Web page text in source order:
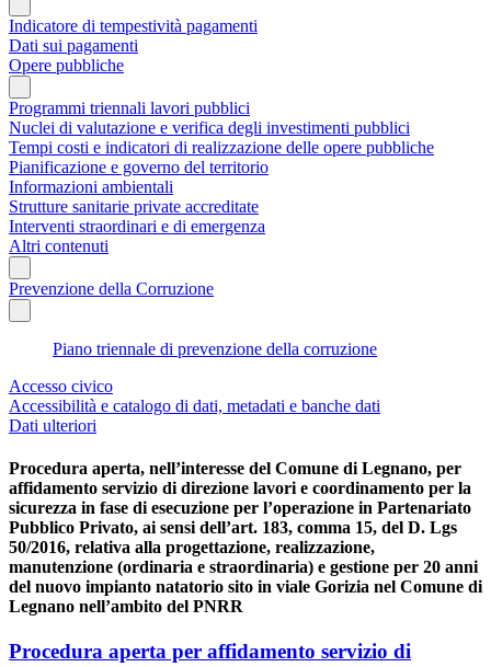
Indicatore di tempestività pagamenti
Dati sui pagamenti
Opere pubbliche
Programmi triennali lavori pubblici
Nuclei di valutazione e verifica degli investimenti pubblici
Tempi costi e indicatori di realizzazione delle opere pubbliche
Pianificazione e governo del territorio
Informazioni ambientali
Strutture sanitarie private accreditate
Interventi straordinari e di emergenza
Altri contenuti
Prevenzione della Corruzione
Piano triennale di prevenzione della corruzione
Accesso civico
Accessibilità e catalogo di dati, metadati e banche dati
Dati ulteriori
Procedura aperta, nell’interesse del Comune di Legnano, per
affidamento servizio di direzione lavori e coordinamento per la
sicurezza in fase di esecuzione per l’operazione in Partenariato
Pubblico Privato, ai sensi dell’art. 183, comma 15, del D. Lgs
50/2016, relativa alla progettazione, realizzazione,
manutenzione (ordinaria e straordinaria) e gestione per 20 anni
del nuovo impianto natatorio sito in viale Gorizia nel Comune di
Legnano nell’ambito del PNRR
Procedura aperta per affidamento servizio di